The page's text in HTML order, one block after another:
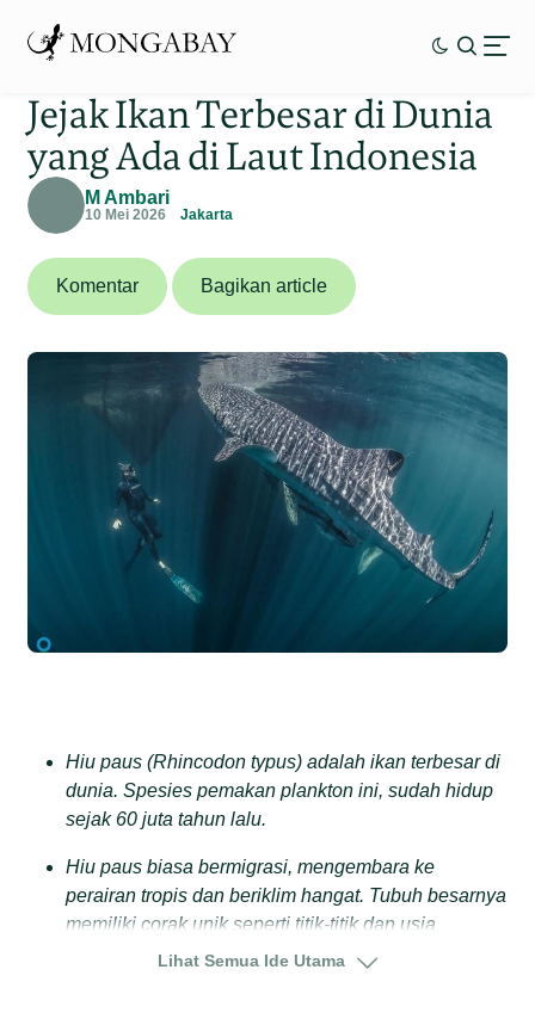
Jejak Ikan Terbesar di Dunia
yang Ada di Laut Indonesia
M Ambari
10 Mei 2026 Jakarta
Komentar Bagikan article
Hiu paus (Rhincodon typus) adalah ikan terbesar di
dunia. Spesies pemakan plankton ini, sudah hidup
sejak 60 juta tahun lalu.
Hiu paus biasa bermigrasi, mengembara ke
perairan tropis dan beriklim hangat. Tubuh besarnya
memiliki corak unik seperti titik-titik dan usia
hidupnya hingga 70 tahun.
Lihat Semua Ide Utama